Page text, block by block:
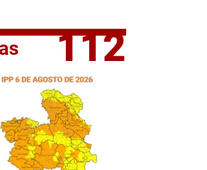
Emiliano García-
112